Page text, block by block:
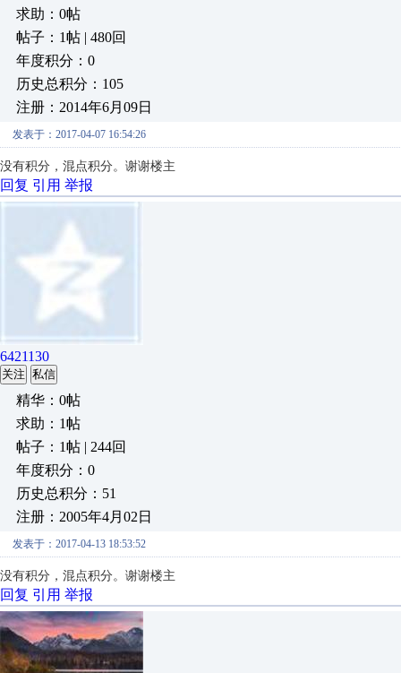
求助：0帖
帖子：1帖 | 480回
年度积分：0
历史总积分：105
注册：2014年6月09日
发表于：2017-04-07 16:54:26
没有积分，混点积分。谢谢楼主
回复 引用 举报
6421130
关注 私信
精华：0帖
求助：1帖
帖子：1帖 | 244回
年度积分：0
历史总积分：51
注册：2005年4月02日
发表于：2017-04-13 18:53:52
没有积分，混点积分。谢谢楼主
回复 引用 举报